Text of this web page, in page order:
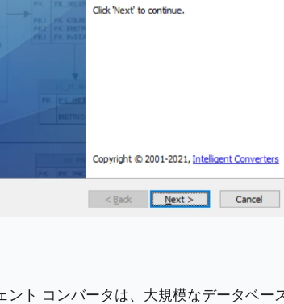
ント コンバータは、大規模なデータベ